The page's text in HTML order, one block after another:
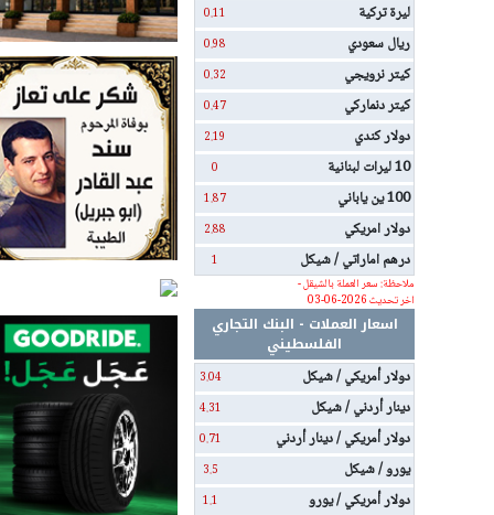
ليرة تركية 0.11
ريال سعودي 0.98
كيتر نرويجي 0.32
كيتر دنماركي 0.47
دولار كندي 2.19
10 ليرات لبنانية 0
100 ين ياباني 1.87
دولار امريكي 2.88
درهم اماراتي / شيكل
1
ملاحظة: سعر العملة بالشيقل -
اخر تحديث 2026-06-03
اسعار العملات - البنك التجاري
الفلسطيني
دولار أمريكي / شيكل
3.04
دينار أردني / شيكل 4.31
دولار أمريكي / دينار أردني 0.71
يورو / شيكل 3.5
دولار أمريكي / يورو 1.1